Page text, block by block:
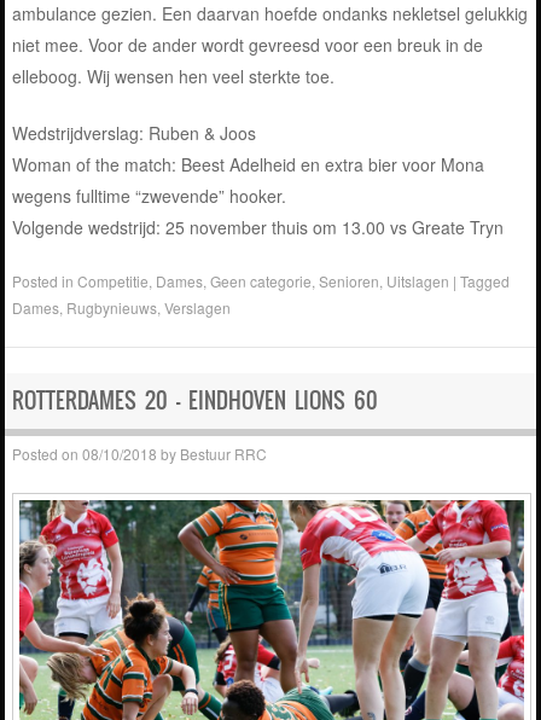
ambulance gezien. Een daarvan hoefde ondanks nekletsel gelukkig
niet mee. Voor de ander wordt gevreesd voor een breuk in de
elleboog. Wij wensen hen veel sterkte toe.
Wedstrijdverslag: Ruben & Joos
Woman of the match: Beest Adelheid en extra bier voor Mona
wegens fulltime “zwevende” hooker.
Volgende wedstrijd: 25 november thuis om 13.00 vs Greate Tryn
Posted inCompetitie Dames ,Geen categorie ,Senioren Uitslagen |Tagged
Dames Rugbynieuws ,Verslagen
ROTTERDAMES 20 – EINDHOVEN LIONS 60
Posted on08/10/2018 by Bestuur RRC